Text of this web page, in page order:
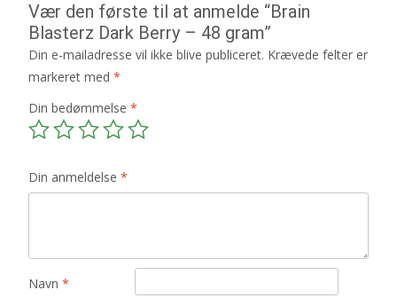
Vær den første til at anmelde “Brain
Blasterz Dark Berry – 48 gram”
Din e-mailadresse vil ikke blive publiceret. Krævede felter er
markeret med *
Din bedømmelse *
Din anmeldelse *
Navn *